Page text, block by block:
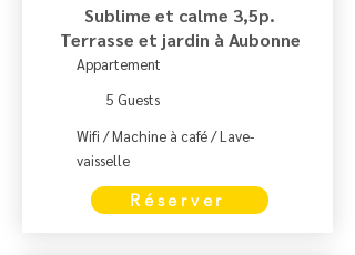
Sublime et calme 3,5p.
Terrasse et jardin à Aubonne
Appartement
5 Guests
Wifi / Machine à café / Lave-
vaisselle
Réserver